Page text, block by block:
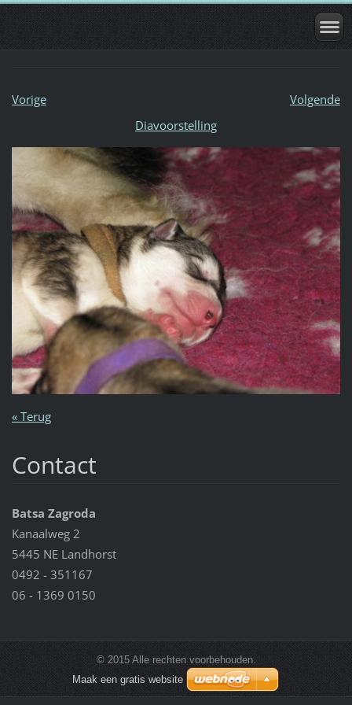
Vorige
Volgende
Diavoorstelling
« Terug
Contact
Batsa Zagroda
Kanaalweg 2
5445 NE Landhorst
0492 - 351167
06 - 1369 0150
© 2015 Alle rechten voorbehouden.
Maak een gratis website